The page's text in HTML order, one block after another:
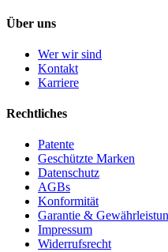
Über uns
Wer wir sind
Kontakt
Karriere
Rechtliches
Patente
Geschützte Marken
Datenschutz
AGBs
Konformität
Garantie &
Impressum
Widerrufsrecht